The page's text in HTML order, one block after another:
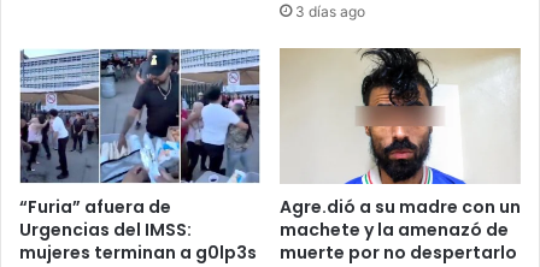
3 días ago
“Furia” afuera de
Urgencias del IMSS:
mujeres terminan a g0lp3s
Agre.dió a su madre con un
machete y la amenazó de
muerte por no despertarlo